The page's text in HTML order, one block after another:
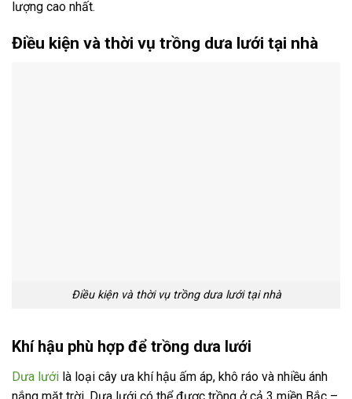
lượng cao nhất.
Điều kiện và thời vụ trồng dưa lưới tại nhà
Điều kiện và thời vụ trồng dưa lưới tại nhà
Khí hậu phù hợp để trồng dưa lưới
Dưa lưới là loại cây ưa khí hậu ấm áp, khô ráo và nhiều ánh
nắng mặt trời. Dưa lưới có thể được trồng ở cả 3 miền Bắc –